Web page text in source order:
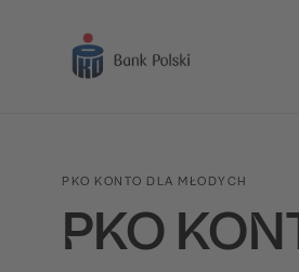
PKO KONTO DLA MŁODYCH
PKO